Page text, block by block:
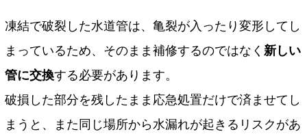
凍結で破裂した水道管は、亀裂が入ったり変形してし
まっているため、そのまま補修するのではなく 新しい
管に交換する必要があります。
破損した部分を残したまま応急処置だけで済ませてし
まうと、また同じ場所から水漏れが起きるリスクがあ